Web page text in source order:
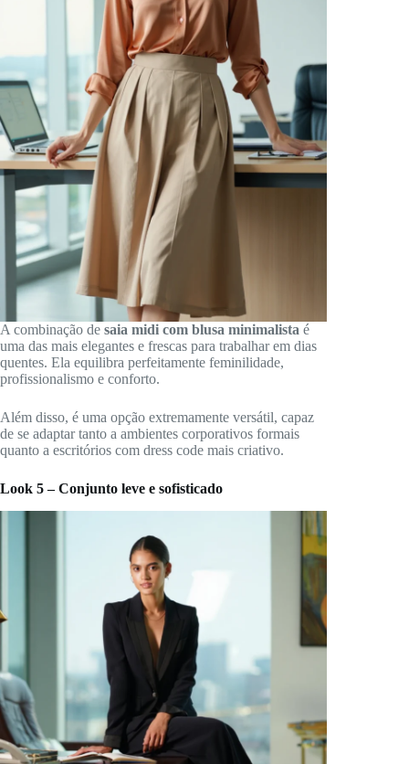
A combinação de saia midi com blusa minimalista é
uma das mais elegantes e frescas para trabalhar em dias
quentes. Ela equilibra perfeitamente feminilidade,
profissionalismo e conforto.
Além disso, é uma opção extremamente versátil, capaz
de se adaptar tanto a ambientes corporativos formais
quanto a escritórios com dress code mais criativo.
Look 5 – Conjunto leve e sofisticado